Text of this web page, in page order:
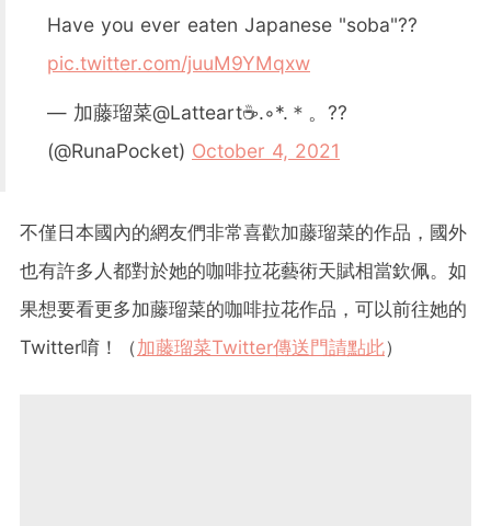
Have you ever eaten Japanese "soba"??
pic.twitter.com/juuM9YMqxw
— 加藤瑠菜@Latteart☕.◦*.＊。??
(@RunaPocket) October 4, 2021
不僅日本國內的網友們非常喜歡加藤瑠菜的作品，國外
也有許多人都對於她的咖啡拉花藝術天賦相當欽佩。如
果想要看更多加藤瑠菜的咖啡拉花作品，可以前往她的
Twitter唷！（加藤瑠菜Twitter傳送門請點此）